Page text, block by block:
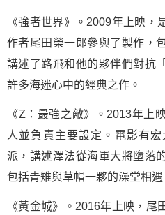
《強者世界》。2009年上映，
作者尾田榮一郎參與了製作，
講述了路飛和他的夥伴們對抗
許多海迷心中的經典之作。
《Z：最強之敵》。2013年上
人並負責主要設定。電影有
派，講述澤法從海軍大將墮落
包括青雉與草帽一夥的澡堂相遇
《黃金城》。2016年上映，